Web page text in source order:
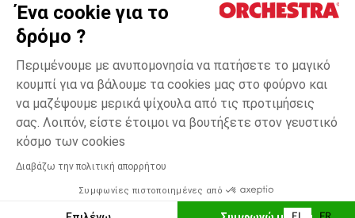
Ένα cookie για το
δρόμο ?
Περιμένουμε με ανυπομονησία να πατήσετε το μαγικό
κουμπί για να βάλουμε τα cookies μας στο φούρνο και
να μαζέψουμε μερικά ψίχουλα από τις προτιμήσεις
σας. Λοιπόν, είστε έτοιμοι να βουτήξετε στον γευστικό
κόσμο των cookies
Διαβάζω την πολιτική απορρήτου
Συμφωνίες πιστοποιημένες από
Εκρού
10
Δυνατότητα πληρωμής με
ΕΠΙΛΟΓΗ ΜΕΓΕΘΟΥΣ
Γενικοί 'Οροι Πώλησης
*Εμπορικες προσφορες
Προσωπικά δεδομένα
Διαχείρηση των cookies
Προσβασιμότητα: μη συμμορφούμενη
H Orchestra συμμετέχει στον κωδικά δεοντολογίας και στο σύστημα
μεσολάβησης της Γαλλικής Ομοσπονδίας Ηλεκτρονικού Εμπορίου.